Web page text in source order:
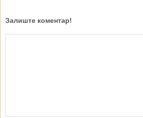
Залиште коментар!